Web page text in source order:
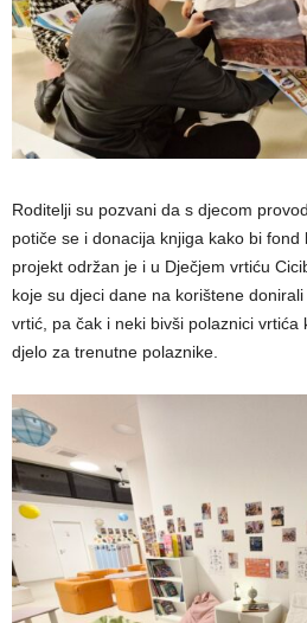
Roditelji su pozvani da s djecom
potiče se i donacija knjiga kako bi fond
projekt održan je i u Dječjem vrtiću
koje su djeci dane na korištene
vrtić, pa čak i neki bivši polaznici
djelo za trenutne polaznike.